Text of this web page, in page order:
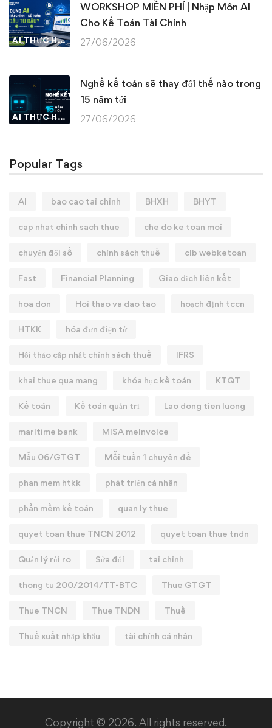
AI THỰC HÀNH
WORKSHOP MIỄN PHÍ | Nhập Môn AI
Cho Kế Toán Tài Chính
27/06/2026
AI THỰC HÀNH
Nghề kế toán sẽ thay đổi thế nào trong
15 năm tới
27/06/2026
Popular Tags
AI bao cao tai chinh BHXH BHYT
cap nhat chinh sach thue che do ke toan moi
chuyển đổi số chính sách thuế clb webketoan
Fast Financial Planning Giao dịch liên kết
hoa don Hoi thao va dao tao hoạch định tccn
HTKK hóa đơn điện tử
Hội thảo cập nhật chính sách thuế IFRS
khai thue qua mang khóa học kế toán KTQT
Kế toán Kế toán quản trị Lao dong tien luong
maritime bank MISA meInvoice
Mẫu 06/GTGT Mỗi tuần 1 chuyên đề
phan mem htkk phát triển cá nhân
phần mềm kế toán quan ly thue
quyet toan thue TNCN 2012 quyet toan thue tndn
Quản lý rủi ro Sửa đổi tai chinh
thong tu 200/2014/TT-BTC Thue GTGT
Thue TNCN Thue TNDN Thuế
Thuế xuất nhập khẩu tài chính cá nhân
Copyright © 2026. All rights reserved.